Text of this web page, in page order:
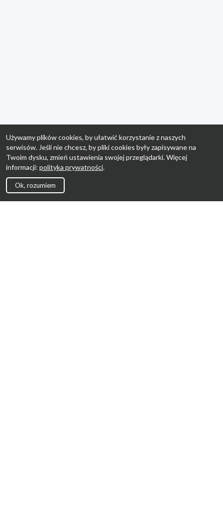
Używamy plików cookies, by ułatwić korzystanie z naszych
serwisów. Jeśli nie chcesz, by pliki cookies były zapisywane na
Twoim dysku, zmień ustawienia swojej przeglądarki. Więcej
informacji: polityka prywatności.
Ok, rozumiem